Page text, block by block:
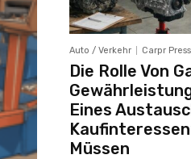
Auto / Verkehr Carpr
Die Rolle Von
Eines
Müssen